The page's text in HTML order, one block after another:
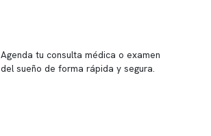
Agenda tu consulta médica o examen
del sueño de forma rápida y segura.